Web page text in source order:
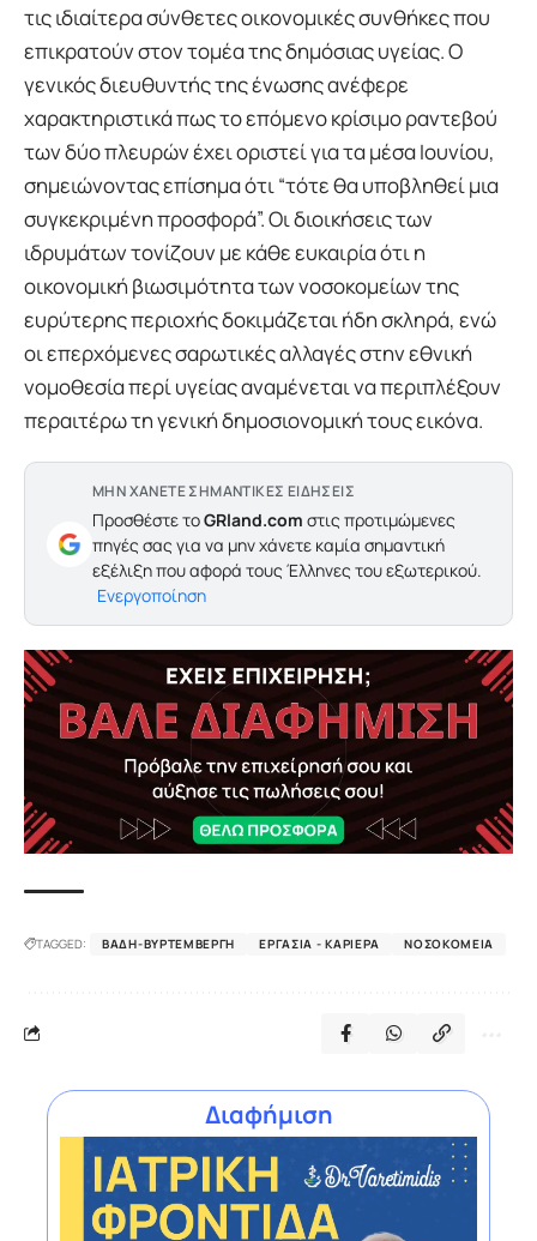
τις ιδιαίτερα σύνθετες οικονομικές συνθήκες που
επικρατούν στον τομέα της δημόσιας υγείας. Ο
γενικός διευθυντής της ένωσης ανέφερε
χαρακτηριστικά πως το επόμενο κρίσιμο ραντεβού
των δύο πλευρών έχει οριστεί για τα μέσα Ιουνίου,
σημειώνοντας επίσημα ότι “τότε θα υποβληθεί μια
συγκεκριμένη προσφορά”. Οι διοικήσεις των
ιδρυμάτων τονίζουν με κάθε ευκαιρία ότι η
οικονομική βιωσιμότητα των νοσοκομείων της
ευρύτερης περιοχής δοκιμάζεται ήδη σκληρά, ενώ
οι επερχόμενες σαρωτικές αλλαγές στην εθνική
νομοθεσία περί υγείας αναμένεται να περιπλέξουν
περαιτέρω τη γενική δημοσιονομική τους εικόνα.
ΜΗΝ ΧΑΝΕΤΕ ΣΗΜΑΝΤΙΚΕΣ ΕΙΔΗΣΕΙΣ
Προσθέστε τοGRland.com στις προτιμώμενες
πηγές σας για να μην χάνετε καμία σημαντική
εξέλιξη που αφορά τους Έλληνες του εξωτερικού.
Ενεργοποίηση
TAGGED: ΒΆΔΗ-ΒΥΡΤΕΜΒΈΡΓΗ ΕΡΓΑΣΊΑ - ΚΑΡΙΈΡΑ ΝΟΣΟΚΟΜΕΊΑ
Διαφήμιση